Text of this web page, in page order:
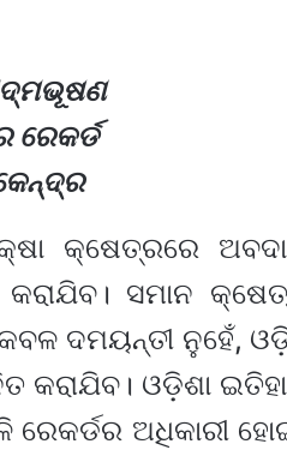
ରେକର୍ଡ
କ୍ଷେତ୍ରରେ
ସମାନ
ଦମୟନ୍ତୀ ନୁହେଁ,
କରାଯିବ। ଓଡ଼ିଶା
ଅଧିକାରୀ